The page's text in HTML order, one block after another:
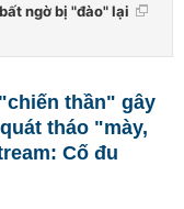
bất ngờ bị "đào" lại
thần" gây
tháo "mày,
Cố đu